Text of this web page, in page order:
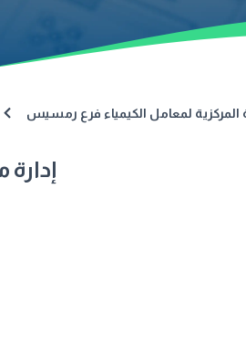
المركزية لمعامل الكيمياء فرع رمسيس